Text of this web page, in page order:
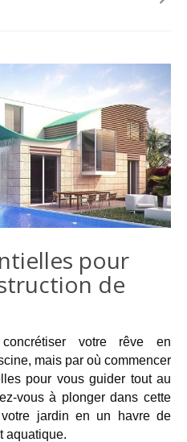
pour
de
votre rêve en
mais par où commencer
pour vous guider tout au
vous à plonger dans cette
jardin en un havre de
aquatique.